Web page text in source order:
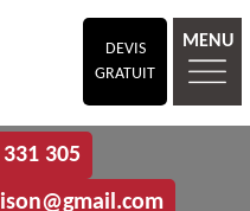
DEVIS
GRATUIT
MENU
305